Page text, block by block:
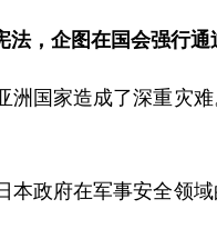
，企图在国会强行
家造成了深重灾难
府在军事安全领域